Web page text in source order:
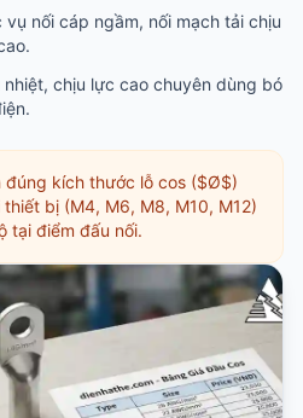
vụ nối cáp ngầm, nối mạch tải chịu
chịu lực cao chuyên dùng bó
đúng kích thước lỗ cos ($Ø$)
bị (M4, M6, M8, M10, M12)
tại điểm đấu nối.